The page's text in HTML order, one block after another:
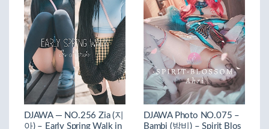
DJAWA — NO.256 Zia (지
아) – Early Spring Walk in
DJAWA Photo NO.075 –
Bambi (밤비) – Spirit Blos